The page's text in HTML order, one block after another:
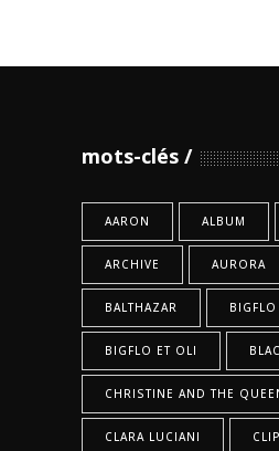
mots-clés
AARON ALBUM
ARCHIVE AURORA
BALTHAZAR BIGFLO
BIGFLO ET OLI
CHRISTINE AND THE
CLARA LUCIANI CLIP